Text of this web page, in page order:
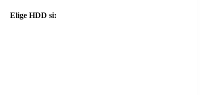
Elige HDD si: